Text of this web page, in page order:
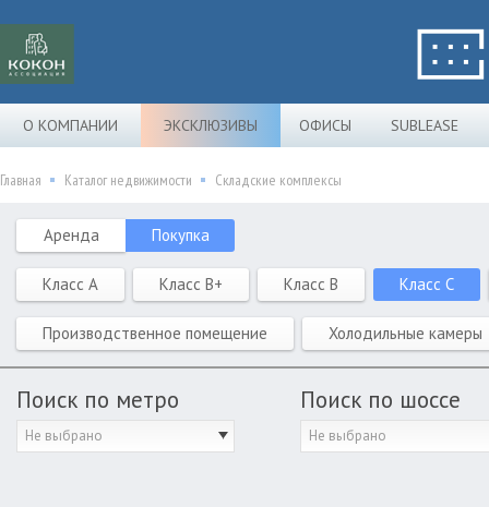
О КОМПАНИИ ЭКСКЛЮЗИВЫ ОФИСЫ SUBLEASE
Главная Каталог недвижимости Складские комплексы
Аренда Покупка
Класс A Класс B+ Класс B Класс C
Производственное помещение Холодильные камеры
Поиск по метро
Не выбрано
Поиск по шоссе
Не выбрано